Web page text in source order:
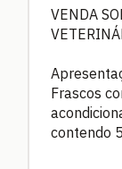
VENDA
Frascos
contendo